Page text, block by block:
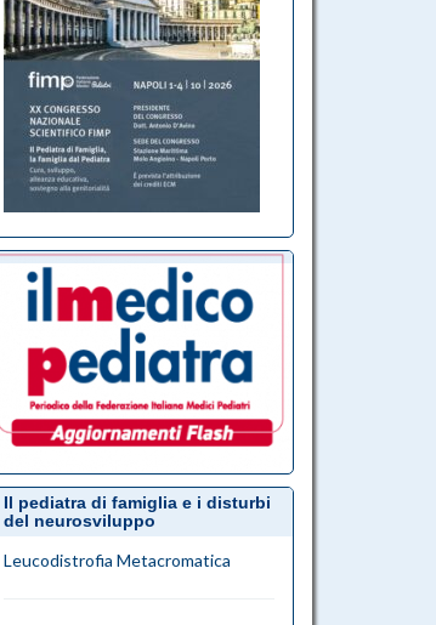
Il pediatra di famiglia e i disturbi
del neurosviluppo
Leucodistrofia Metacromatica